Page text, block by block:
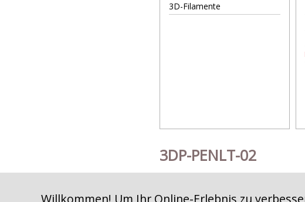
3D-Filamente
3DP-PENLT-02
3DP-PENLT-02 QIG (901 kb)
Willkommen! Um Ihr Online-Erlebnis zu